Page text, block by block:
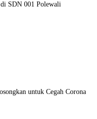
di SDN 001 Polewali
untuk Cegah Corona